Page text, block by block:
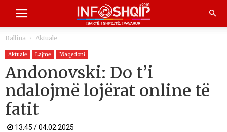
Ballina Aktuale
Aktuale Lajme Maqedoni
Andonovski: Do t’i
ndalojmë lojërat online të
fatit
13:45 / 04.02.2025